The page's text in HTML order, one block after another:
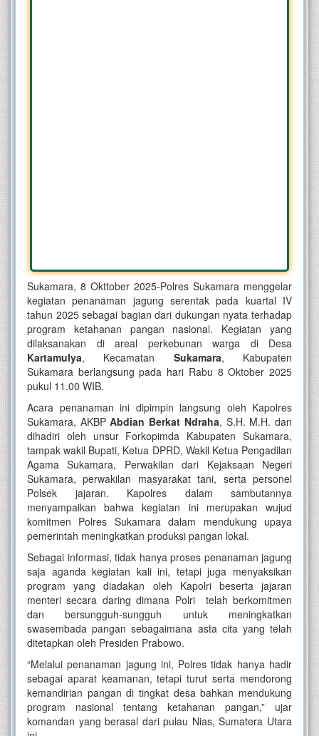
Sukamara, 8 Okttober 2025-Polres Sukamara menggelar
kegiatan penanaman jagung serentak pada kuartal IV
tahun 2025 sebagai bagian dari dukungan nyata terhadap
program ketahanan pangan nasional. Kegiatan yang
dilaksanakan di areal perkebunan warga di Desa
Kartamulya, Kecamatan Sukamara, Kabupaten
Sukamara berlangsung pada hari Rabu 8 Oktober 2025
pukul 11.00 WIB.
Acara penanaman ini dipimpin langsung oleh Kapolres
Sukamara, AKBPAbdian Berkat Ndraha, S.H. M.H. dan
dihadiri oleh unsur Forkopimda Kabupaten Sukamara,
tampak wakil Bupati, Ketua DPRD, Wakil Ketua Pengadilan
Agama Sukamara, Perwakilan dari Kejaksaan Negeri
Sukamara, perwakilan masyarakat tani, serta personel
Polsek jajaran. Kapolres dalam sambutannya
menyampaikan bahwa kegiatan ini merupakan wujud
komitmen Polres Sukamara dalam mendukung upaya
pemerintah meningkatkan produksi pangan lokal.
Sebagai informasi, tidak hanya proses penanaman jagung
saja aganda kegiatan kali ini, tetapi juga menyaksikan
program yang diadakan oleh Kapolri beserta jajaran
menteri secara daring dimana Polri telah berkomitmen
dan bersungguh-sungguh untuk meningkatkan
swasembada pangan sebagaimana asta cita yang telah
ditetapkan oleh Presiden Prabowo.
“Melalui penanaman jagung ini, Polres tidak hanya hadir
sebagai aparat keamanan, tetapi turut serta mendorong
kemandirian pangan di tingkat desa bahkan mendukung
program nasional tentang ketahanan pangan,” ujar
komandan yang berasal dari pulau Nias, Sumatera Utara